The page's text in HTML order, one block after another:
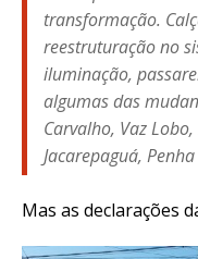
transformação.
reestruturação no
iluminação,
algumas das
Carvalho, Vaz
Jacarepaguá, Penha
Mas as declarações